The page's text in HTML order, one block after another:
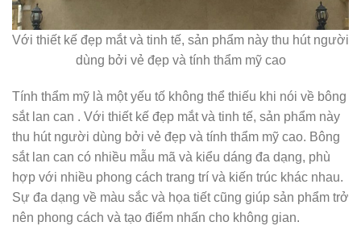
Với thiết kế đẹp mắt và tinh tế, sản phẩm này thu hút người
dùng bởi vẻ đẹp và tính thẩm mỹ cao
Tính thẩm mỹ là một yếu tố không thể thiếu khi nói về bông
sắt lan can . Với thiết kế đẹp mắt và tinh tế, sản phẩm này
thu hút người dùng bởi vẻ đẹp và tính thẩm mỹ cao. Bông
sắt lan can có nhiều mẫu mã và kiểu dáng đa dạng, phù
hợp với nhiều phong cách trang trí và kiến trúc khác nhau.
Sự đa dạng về màu sắc và họa tiết cũng giúp sản phẩm trở
nên phong cách và tạo điểm nhấn cho không gian.